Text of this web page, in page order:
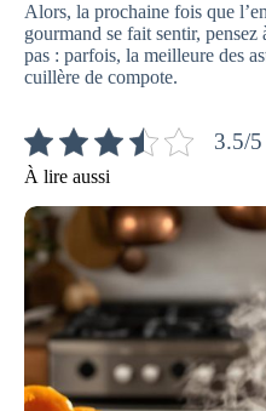
Alors, la prochaine fois que
gourmand se fait sentir, pensez
pas : parfois, la meilleure des
cuillère de compote.
3.5/
À lire aussi